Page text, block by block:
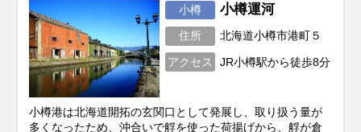
小樽 小樽運河
住所 北海道小樽市港町５
アクセス JR小樽駅から徒歩8分
小樽港は北海道開拓の玄関口として発展し、取り扱う量が
多くなったため、沖合いで艀を使った荷揚げから、艀が倉